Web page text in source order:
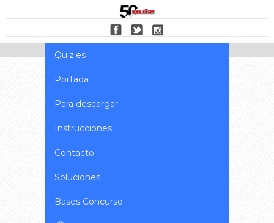
Quiz.es
Portada
Para descargar
Instrucciones
Contacto
Soluciones
Bases Concurso